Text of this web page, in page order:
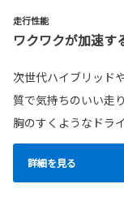
走行性能
ワクワクが加速す
次世代ハイブリッド
質で気持ちのいい走り
胸のすくようなドラ
詳細を見る